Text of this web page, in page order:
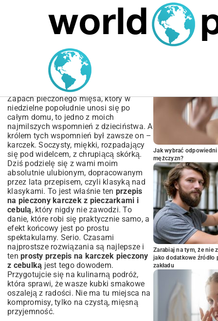
MARIUSZ ŁAMAGA 05.10.2025
Przepis na pieczony
karczek z pieczarkami i
cebulą | Idealny na Obiad
Zapach pieczonego mięsa, który w
niedzielne popołudnie unosi się po
całym domu, to jedno z moich
najmilszych wspomnień z dzieciństwa. A
królem tych wspomnień był zawsze on –
karczek. Soczysty, miękki, rozpadający
się pod widelcem, z chrupiącą skórką.
Dziś podzielę się z wami moim
absolutnie ulubionym, dopracowanym
przez lata przepisem, czyli klasyką nad
klasykami. To jest właśnie ten przepis
na pieczony karczek z pieczarkami i
cebulą, który nigdy nie zawodzi. To
danie, które robi się praktycznie samo, a
efekt końcowy jest po prostu
spektakularny. Serio. Czasami
najprostsze rozwiązania są najlepsze i
ten prosty przepis na karczek pieczony
z cebulką jest tego dowodem.
Przygotujcie się na kulinarną podróż,
która sprawi, że wasze kubki smakowe
oszaleją z radości. Nie ma tu miejsca na
kompromisy, tylko na czystą, mięsną
przyjemność.
Jak wybrać
mężczyzn?
Zarabiaj na tym, że nie
jako dodatkowe
zakładu